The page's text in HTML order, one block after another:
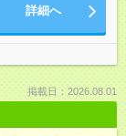
詳細へ
掲載日：2026.08.01